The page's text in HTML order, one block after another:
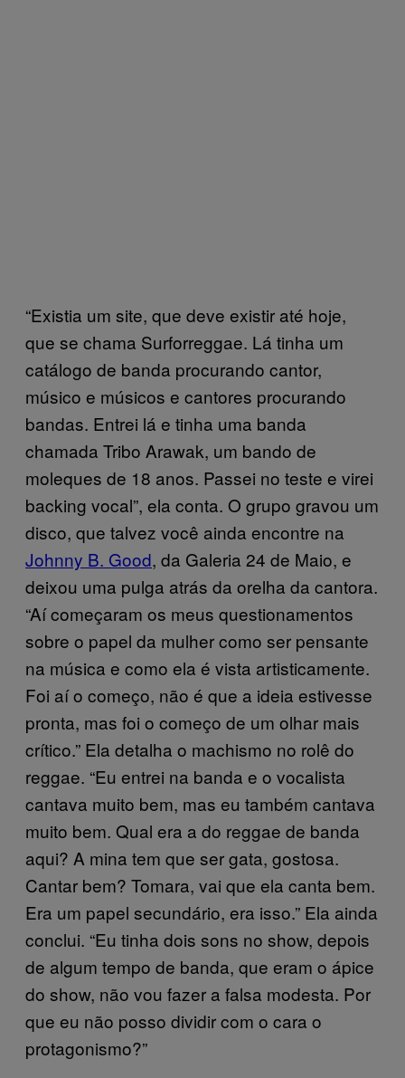
“Existia um site, que deve existir até hoje,
que se chama Surforreggae. Lá tinha um
catálogo de banda procurando cantor,
músico e músicos e cantores procurando
bandas. Entrei lá e tinha uma banda
chamada Tribo Arawak, um bando de
moleques de 18 anos. Passei no teste e virei
backing vocal”, ela conta. O grupo gravou um
disco, que talvez você ainda encontre na
Johnny B. Good, da Galeria 24 de Maio, e
deixou uma pulga atrás da orelha da cantora.
“Aí começaram os meus questionamentos
sobre o papel da mulher como ser pensante
na música e como ela é vista artisticamente.
Foi aí o começo, não é que a ideia estivesse
pronta, mas foi o começo de um olhar mais
crítico.” Ela detalha o machismo no rolê do
reggae. “Eu entrei na banda e o vocalista
cantava muito bem, mas eu também cantava
muito bem. Qual era a do reggae de banda
aqui? A mina tem que ser gata, gostosa.
Cantar bem? Tomara, vai que ela canta bem.
Era um papel secundário, era isso.” Ela ainda
conclui. “Eu tinha dois sons no show, depois
de algum tempo de banda, que eram o ápice
do show, não vou fazer a falsa modesta. Por
que eu não posso dividir com o cara o
protagonismo?”